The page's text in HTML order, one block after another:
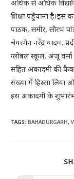
अधिक से अधिक
शिक्षा पहुँचाना है।इस
पाठक, समीर, सौरभ
चेयरमैन नरेंद्र यादव,
ग्लोबल स्कूल, अंजू
सहित अकादमी की
संख्या में हिस्सा लिया
इस अकादमी के
TAGS:BAHADURGARH,